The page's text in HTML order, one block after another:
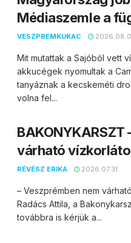
Médiaszemle a
VESZPREMKUKAC
Mit mutattak a Sajóból vett
akkucégek nyomultak a
tanyáznak a kecskeméti
volna fel...
BAKONYKARSZT
várható
RÉVÉSZ ERIKA 2026.07.31.
– Veszprémben nem
Radács Attila, a
továbbra is kérjük a...